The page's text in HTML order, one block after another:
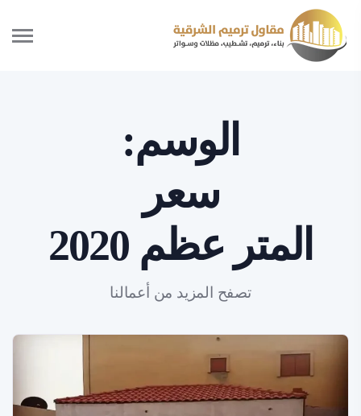
الوسم:
سعر
المتر عظم 2020
تصفح المزيد من أعمالنا